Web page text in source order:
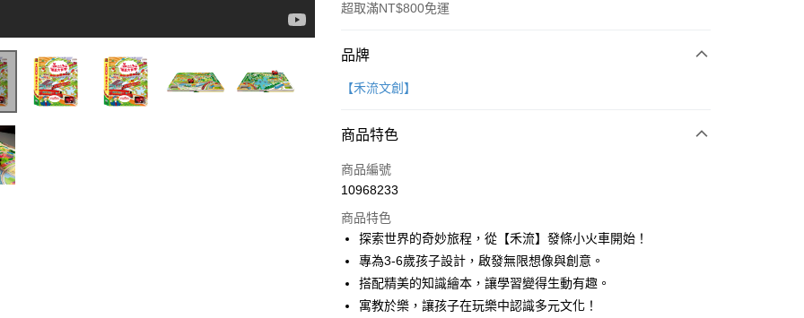
超取滿NT$800免運
付款方式
信用卡一次付款
大哥付你分期
【大哥付你分期使用說明】
1.本服務由台灣大哥大提供，台灣大哥大用戶可立即使用無須另外申請。
2.付款方式選擇「大哥付你分期」，訂單成立後會自動跳轉到大哥付的交易
完成交易。
3.實際核准額度、可分期數及費用金額請依後續交易確認頁面所載為準。
AFTEE先享後付
相關說明
【關於「AFTEE先享後付」】
AFTEE先享後付是「在收到商品之後才付款」的支付方式。 讓您購物簡單
便利好安心！
ATM付款
品牌
【禾流文創】
商品特色
商品編號
10968233
商品特色
探索世界的奇妙旅程，從【禾流】發條小火車開始！
專為3-6歲孩子設計，啟發無限想像與創意。
搭配精美的知識繪本，讓學習變得生動有趣。
寓教於樂，讓孩子在玩樂中認識多元文化！